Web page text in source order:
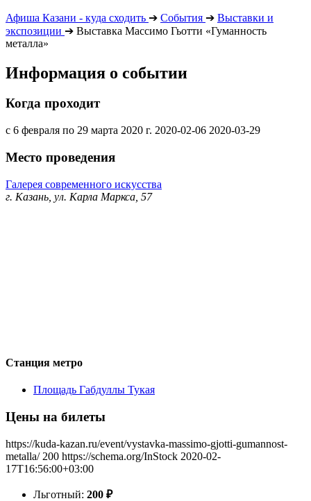
Афиша Казани - куда сходить ➔ События ➔ Выставки и
экспозиции ➔ Выставка Массимо Гьотти «Гуманность
металла»
Информация о событии
Когда проходит
с 6 февраля по 29 марта 2020 г. 2020-02-06 2020-03-29
Место проведения
Галерея современного искусства
г. Казань, ул. Карла Маркса, 57
Станция метро
Площадь Габдуллы Тукая
Цены на билеты
https://kuda-kazan.ru/event/vystavka-massimo-gjotti-gumannost-
metalla/ 200 https://schema.org/InStock 2020-02-
17T16:56:00+03:00
Льготный: 200 ₽